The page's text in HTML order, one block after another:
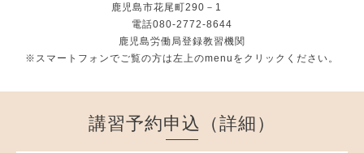
鹿児島市花尾町290－1
電話080-2772-8644
鹿児島労働局登録教習機関
※スマートフォンでご覧の方は左上のmenuをクリックください。
講習予約申込（詳細）